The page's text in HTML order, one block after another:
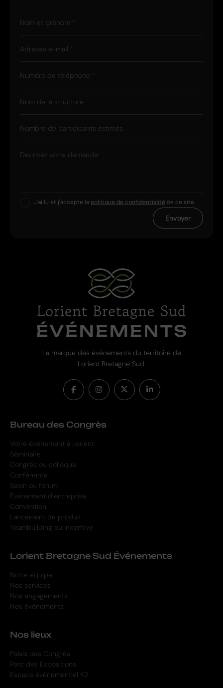
Nom et prénom
Adresse e-mail
Numéro de téléphone
Nom de la structure
Nombre de participants estimés
Décrivez votre demande
J'ai lu et j'accepte la politique de confidentialité de ce site.
Envoyer
La marque des événements du territoire de
Lorient Bretagne Sud.
Bureau des Congrès
Votre événement à Lorient
Séminaire
Congrès ou colloque
Conférence
Salon ou forum
Événement d’entreprise
Convention
Lancement de produit
Teambuilding ou incentive
Lorient Bretagne Sud Événements
Notre équipe
Nos services
Nos engagements
Nos événements
Nos lieux
Palais des Congrès
Parc des Expositions
Espace événementiel K2